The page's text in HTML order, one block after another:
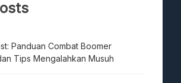
Panduan Combat Boomer
Tips Mengalahkan Musuh